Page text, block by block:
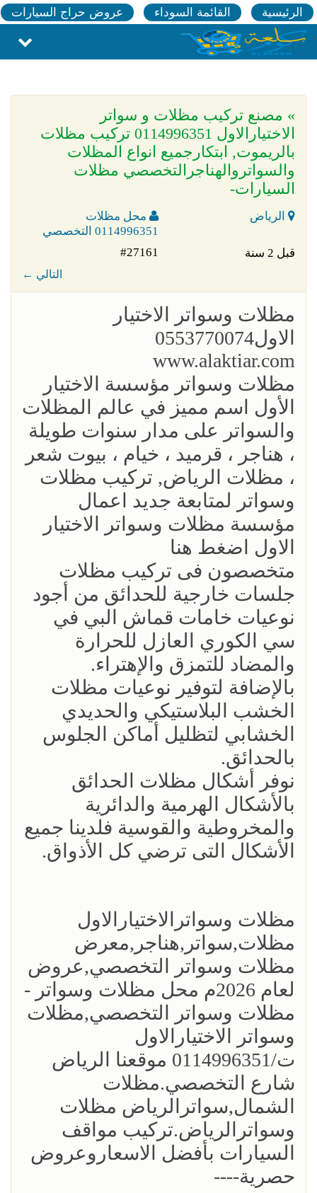
الرئيسية القائمة السوداء عروض حراج السيارات
» مصنع تركيب مظلات و سواتر
الاختيارالاول 0114996351 تركيب مظلات
بالريموت, ابتكارجميع انواع المظلات
والسواتروالهناجرالتخصصي مظلات
السيارات-
الرياض
محل مظلات
0114996351 التخصصي
قبل 2 سنة
#27161
← التالي
مظلات وسواتر الاختيار
الاول0553770074
www.alaktiar.com
مظلات وسواتر مؤسسة الاختيار
الأول اسم مميز في عالم المظلات
والسواتر على مدار سنوات طويلة
، هناجر ، قرميد ، خيام ، بيوت شعر
، مظلات الرياض, تركيب مظلات
وسواتر لمتابعة جديد اعمال
مؤسسة مظلات وسواتر الاختيار
الاول اضغط هنا
متخصصون فى تركيب مظلات
جلسات خارجية للحدائق من أجود
نوعيات خامات قماش البي في
سي الكوري العازل للحرارة
والمضاد للتمزق والإهتراء.
بالإضافة لتوفير نوعيات مظلات
الخشب البلاستيكي والحديدي
الخشابي لتظليل أماكن الجلوس
بالحدائق.
نوفر أشكال مظلات الحدائق
بالأشكال الهرمية والدائرية
والمخروطية والقوسية فلدينا جميع
الأشكال التى ترضي كل الأذواق.
مظلات وسواترالاختيارالاول
مظلات,سواتر,هناجر,معرض
مظلات وسواتر التخصصي,عروض
لعام 2026م محل مظلات وسواتر -
مظلات وسواتر التخصصي,مظلات
وسواتر الاختيارالاول
ت/0114996351 موقعنا الرياض
شارع التخصصي.مظلات
الشمال,سواترالرياض مظلات
وسواترالرياض.تركيب مواقف
السيارات بأفضل الاسعاروعروض
حصرية----